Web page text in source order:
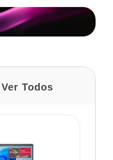
Ver Todos